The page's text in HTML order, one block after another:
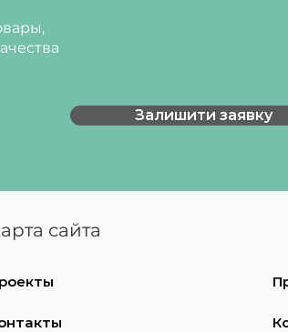
Білий, Світло-
Залишити заявку
сайта